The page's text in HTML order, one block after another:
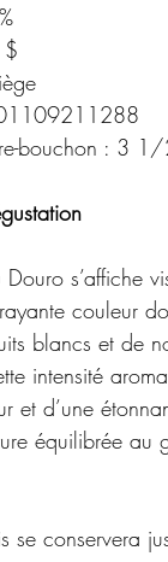
bouchon : 3
s’affiche
couleur
blancs et de
intensité
et d’une
équilibrée au
conservera